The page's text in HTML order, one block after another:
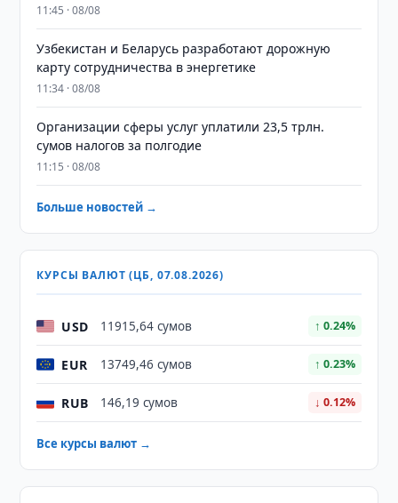
11:45 · 08/08
Узбекистан и Беларусь разработают дорожную
карту сотрудничества в энергетике
11:34 · 08/08
Организации сферы услуг уплатили 23,5 трлн.
сумов налогов за полгодие
11:15 · 08/08
Больше новостей →
КУРСЫ ВАЛЮТ (ЦБ, 07.08.2026)
USD 11915,64 сумов ↑ 0.24%
EUR 13749,46 сумов ↑ 0.23%
RUB 146,19 сумов ↓ 0.12%
Все курсы валют →